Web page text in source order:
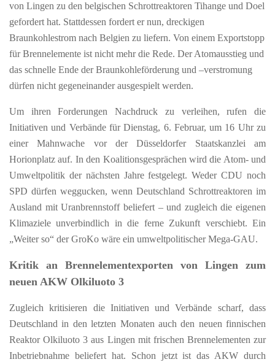
von Lingen zu den belgischen Schrottreaktoren Tihange und Doel
gefordert hat. Stattdessen fordert er nun, dreckigen
Braunkohlestrom nach Belgien zu liefern. Von einem Exportstopp
für Brennelemente ist nicht mehr die Rede. Der Atomausstieg und
das schnelle Ende der Braunkohleförderung und –verstromung
dürfen nicht gegeneinander ausgespielt werden.
Um ihren Forderungen Nachdruck zu verleihen, rufen die
Initiativen und Verbände für Dienstag, 6. Februar, um 16 Uhr zu
einer Mahnwache vor der Düsseldorfer Staatskanzlei am
Horionplatz auf. In den Koalitionsgesprächen wird die Atom- und
Umweltpolitik der nächsten Jahre festgelegt. Weder CDU noch
SPD dürfen weggucken, wenn Deutschland Schrottreaktoren im
Ausland mit Uranbrennstoff beliefert – und zugleich die eigenen
Klimaziele unverbindlich in die ferne Zukunft verschiebt. Ein
„Weiter so“ der GroKo wäre ein umweltpolitischer Mega-GAU.
Kritik an Brennelementexporten von Lingen zum
neuen AKW Olkiluoto 3
Zugleich kritisieren die Initiativen und Verbände scharf, dass
Deutschland in den letzten Monaten auch den neuen finnischen
Reaktor Olkiluoto 3 aus Lingen mit frischen Brennelementen zur
Inbetriebnahme beliefert hat. Schon jetzt ist das AKW durch